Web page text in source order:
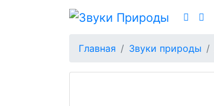
Главная Звуки природы